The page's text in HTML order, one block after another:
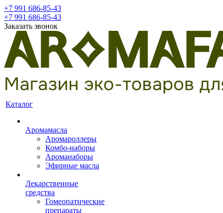
+7 991 686-85-43
+7 991 686-85-43
Заказать звонок
Каталог
Аромамасла
Аромароллеры
Комбо-наборы
Ароманаборы
Эфирные масла
Лекарственные
средства
Гомеопатические
препараты